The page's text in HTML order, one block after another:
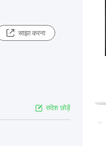
साझा करना
संदेश छोड़ें